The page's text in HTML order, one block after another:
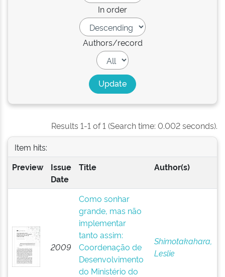
In order
Authors/record
Results 1-1 of 1 (Search time: 0.002 seconds).
Item hits:
Preview
Issue
Date
Title Author(s)
2009
Como sonhar
grande, mas não
implementar
tanto assim:
Coordenação de
Desenvolvimento
do Ministério do
Shimotakahara,
Leslie